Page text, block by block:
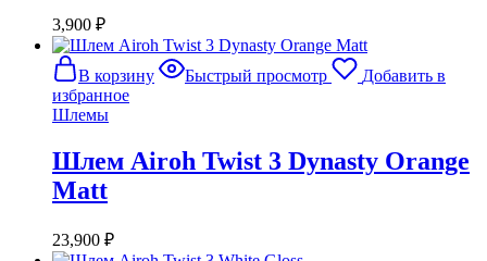
3,900 ₽
В корзину Быстрый просмотр
Добавить в
избранное
Шлемы
Шлем Airoh Twist 3 Dynasty Orange
Matt
23,900 ₽